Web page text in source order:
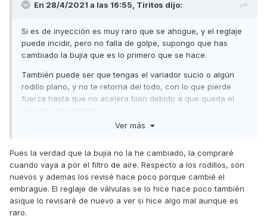
En 28/4/2021 a las 16:55, Tiritos dijo:
Si es de inyección es muy raro que se ahogue, y el reglaje
puede incidir, pero no falla de golpe, supongo que has
cambiado la bujía que es lo primero que se hace.
También puede ser que tengas el variador sucio o algún
rodillo plano, y no te retorna del todo, con lo que pierde
fuerza hasta que no acelera bien debido a que queda el
variador adelantado.
Ver más
Pues la verdad que la bujía no la he cambiado, la compraré
cuando vaya a por el filtro de aire. Respecto a los rodillos, son
nuevos y ademas los revisé hace poco porque cambié el
embrague. El reglaje de válvulas se lo hice hace poco también
asique lo revisaré de nuevo a ver si hice algo mal aunque es
raro.